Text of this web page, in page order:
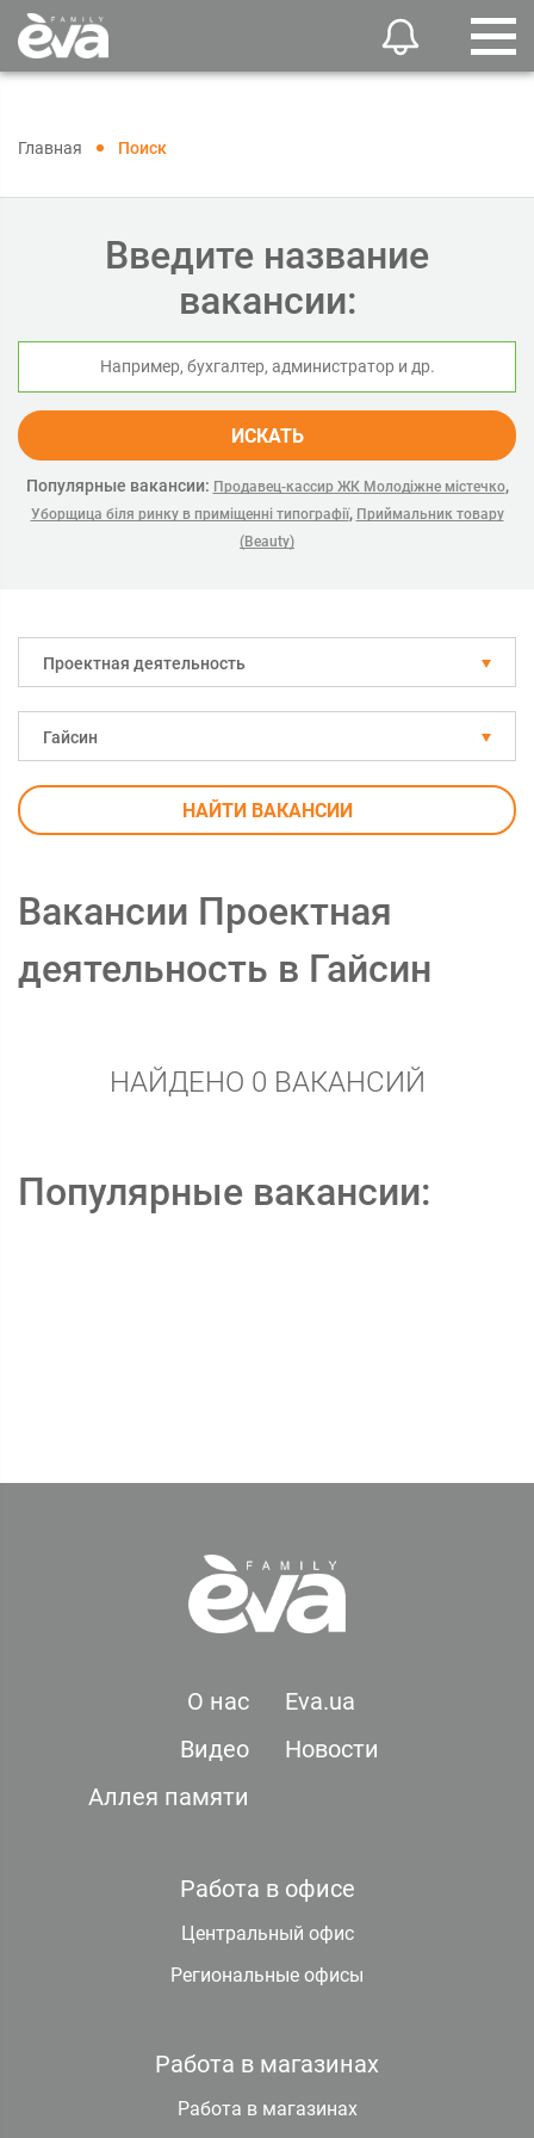
Главная Поиск
Введите название
вакансии:
ИСКАТЬ
Популярные вакансии: Продавец-кассир ЖК Молодіжне містечко,
Уборщица біля ринку в приміщенні типографії, Приймальник товару
(Beauty)
Проектная деятельность
Гайсин
НАЙТИ ВАКАНСИИ
Вакансии Проектная
деятельность в Гайсин
НАЙДЕНО 0 ВАКАНСИЙ
Популярные вакансии:
О нас
Eva.ua
Видео
Новости
Аллея памяти
Работа в офисе
Центральный офис
Региональные офисы
Работа в магазинах
Работа в магазинах